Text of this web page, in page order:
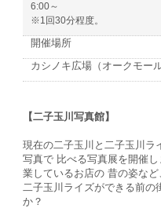
6:00～
※1回30分程度。
開催場所
カシノキ広場（オークモール
【二子玉川写真館】
現在の二子玉川と二子玉川ラ
写真で 比べる写真展を開催
業しているお店の 昔の姿な
二子玉川ライズができる前の
か？